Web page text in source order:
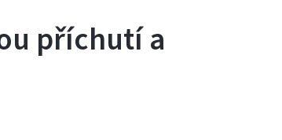
příchutí a